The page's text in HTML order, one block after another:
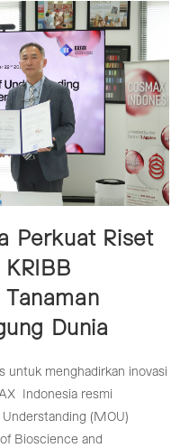
Perkuat Riset
Dunia
untuk menghadirkan inovasi
Indonesia resmi
(MOU)
Bioscience and